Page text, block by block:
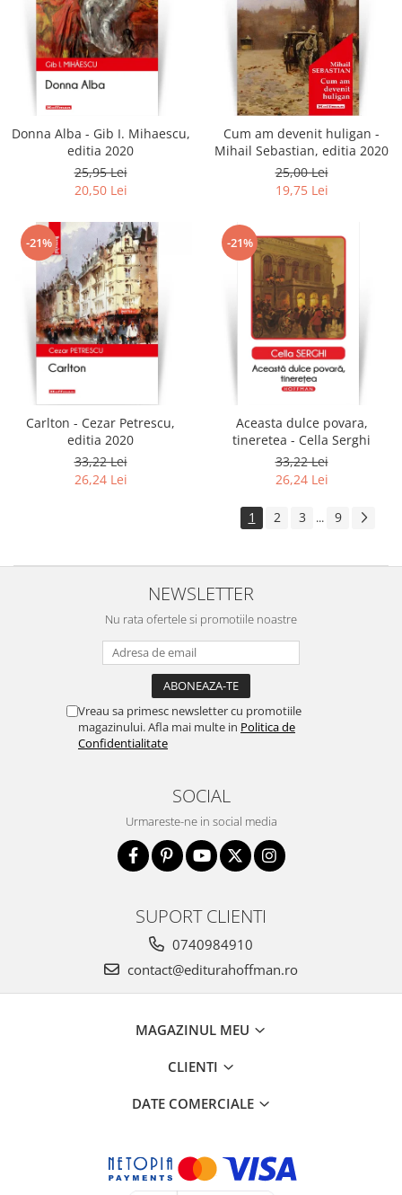
Donna Alba - Gib I. Mihaescu,
editia 2020
25,95 Lei
20,50 Lei
Cum am devenit huligan -
Mihail Sebastian, editia 2020
25,00 Lei
19,75 Lei
-21%
Carlton - Cezar Petrescu,
editia 2020
33,22 Lei
26,24 Lei
-21%
Aceasta dulce povara,
tineretea - Cella Serghi
33,22 Lei
26,24 Lei
1 2 3 ... 9
NEWSLETTER
Nu rata ofertele si promotiile noastre
Vreau sa primesc newsletter cu promotiile
magazinului. Afla mai multe in Politica de
Confidentialitate
SOCIAL
Urmareste-ne in social media
SUPORT CLIENTI
0740984910
contact@editurahoffman.ro
MAGAZINUL MEU
CLIENTI
DATE COMERCIALE